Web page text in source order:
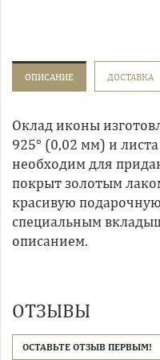
ОПИСАНИЕ ДОСТАВКА
Оклад иконы
925° (0,02 мм) и
необходим для
покрыт золотым
красивую
специальным
описанием.
ОТЗЫВЫ
ОСТАВЬТЕ ОТЗЫВ ПЕРВЫМ!